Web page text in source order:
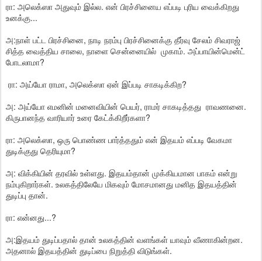
ரா: அலெக்ஸா அதுவும் இல்ல. என் பிரச்சினைய எப்படி புரிய வைக்கிறது
உனக்கு...
அ:நாள் பட்ட பிரச்சினை, நாடி நரம்பு பிரச்சினைக்கு தீர்வு சேலம் சிவராஜ்
சித்த வைத்திய சாலை, நாளை சென்னையில் முகாம். அப்பாயின்மென்ட்
போடலாமா?
ரா: அய்யோ ராமா, அலெக்ஸா ஏன் இப்படி சாகடிக்கிற?
அ: அய்யோ எமனின் மனைவியின் பெயர், ராமர் சாகடித்தது ராவணனை.
கிருபானந்த வாரியார் உரை கேட்க்கிறீர்களா?
ரா: அலெக்ஸா, ஒரு பொண்ண பார்த்ததும் என் இதயம் எப்படி வேகமா
துடிக்குது தெரியுமா?
அ: விக்கியின் தரவில் உள்ளது. இதயம்தான் முக்கியமான பாகம் என்று
நம்புகிறார்கள். உலகத்திலேயே மிகவும் மோசமானது மனித இதயத்தின்
துடிப்பு தான்.
ரா: என்னது...?
அ:இதயம் துடிப்பதால் தான் உலகத்தின் வளங்கள் யாவும் வீணாகின்றன.
அதனால் இதயத்தின் துடிப்பை நிறுத்தி விடுங்கள்.